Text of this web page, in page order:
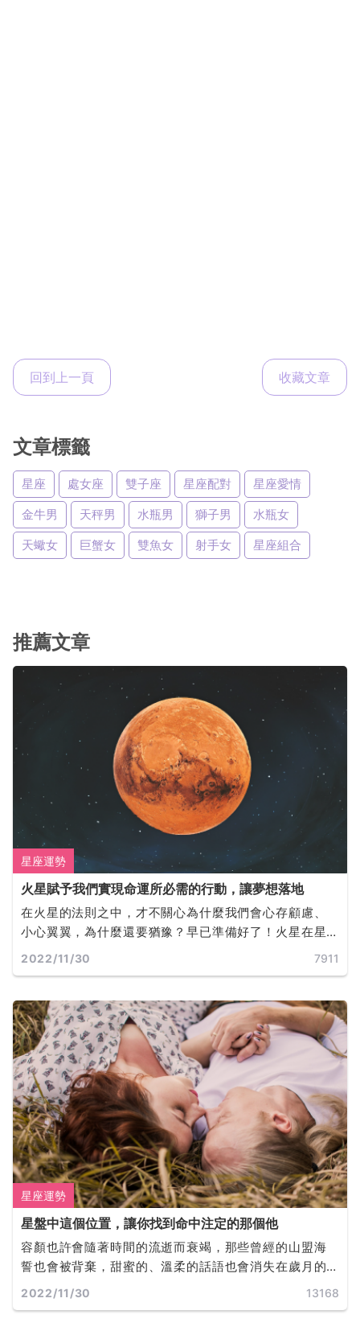
回到上一頁 收藏文章
文章標籤
星座 處女座 雙子座 星座配對
星座愛情
金牛男
天秤男 水瓶男 獅子男
水瓶女
天蠍女
巨蟹女 雙魚女 射手女 星座組合
推薦文章
星座運勢
火星賦予我們實現命運所必需的行動，讓夢想落地
在火星的法則之中，才不關心為什麼我們會心存顧慮、
小心翼翼，為什麼還要猶豫？早已準備好了！火星在星
盤中的位置決定了我們是誰，以及我們此生的目標。火
2022/11/30 7911
星座運勢
星盤中這個位置，讓你找到命中注定的那個他
容顏也許會隨著時間的流逝而衰竭，那些曾經的山盟海
誓也會被背棄，甜蜜的、溫柔的話語也會消失在歲月的
軌道裡，而誰才是你真正的靈魂伴侶呢？
2022/11/30 13168